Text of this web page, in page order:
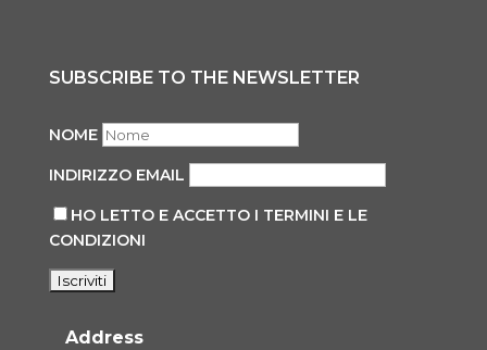
SUBSCRIBE TO THE NEWSLETTER
NOME
INDIRIZZO EMAIL
HO LETTO E ACCETTO I TERMINI E LE
CONDIZIONI
Address